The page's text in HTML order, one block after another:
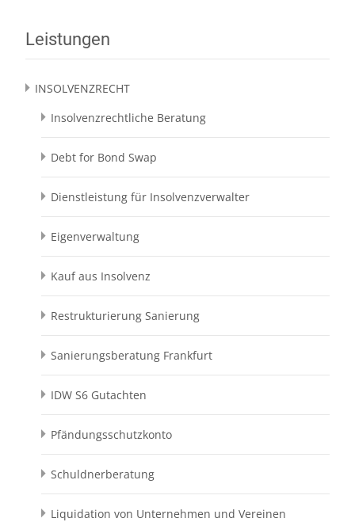
Leistungen
INSOLVENZRECHT
Insolvenzrechtliche Beratung
Debt for Bond Swap
Dienstleistung für Insolvenzverwalter
Eigenverwaltung
Kauf aus Insolvenz
Restrukturierung Sanierung
Sanierungsberatung Frankfurt
IDW S6 Gutachten
Pfändungsschutzkonto
Schuldnerberatung
Liquidation von Unternehmen und Vereinen